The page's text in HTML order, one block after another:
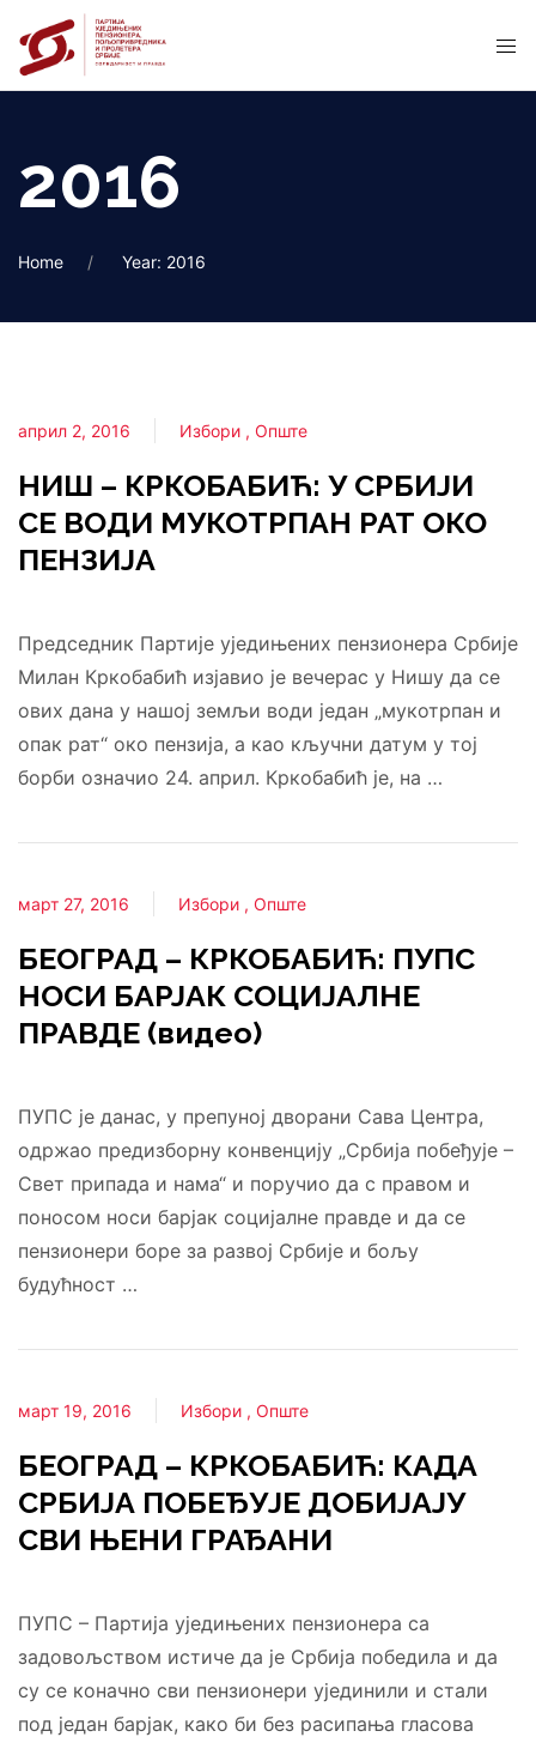
2016
Home Year: 2016
април 2, 2016 Избори Опште
НИШ – КРКОБАБИЋ: У СРБИЈИ
СЕ ВОДИ МУКОТРПАН РАТ ОКО
ПЕНЗИЈА
Председник Партије уједињених пензионера Србије
Милан Кркобабић изјавио је вечерас у Нишу да се
ових дана у нашој земљи води један „мукотрпан и
опак рат“ око пензија, а као кључни датум у тој
борби означио 24. април. Кркобабић је, на …
март 27, 2016 Избори Опште
БЕОГРАД – КРКОБАБИЋ: ПУПС
НОСИ БАРЈАК СОЦИЈАЛНЕ
ПРАВДЕ (видео)
ПУПС је данас, у препуној дворани Сава Центра,
одржао предизборну конвенцију „Србија побеђује –
Свет припада и нама“ и поручио да с правом и
поносом носи барјак социјалне правде и да се
пензионери боре за развој Србије и бољу
будућност …
март 19, 2016 Избори Опште
БЕОГРАД – КРКОБАБИЋ: КАДА
СРБИЈА ПОБЕЂУЈЕ ДОБИЈАЈУ
СВИ ЊЕНИ ГРАЂАНИ
ПУПС – Партија уједињених пензионера са
задовољством истиче да је Србија победила и да
су се коначно сви пензионери ујединили и стали
под један барјак, како би без расипања гласова